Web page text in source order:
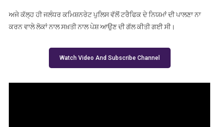
ਮੋਟਰਸਾਈਕਲ
ਅਜੇ ਕੱਲ੍ਹ ਹੀ ਜਲੰਧਰ ਕਮਿਸ਼ਨਰੇਟ ਪੁਲਿਸ ਵੱਲੋਂ ਟਰੈਫਿਕ ਦੇ ਨਿਯਮਾਂ ਦੀ ਪਾਲਣਾ ਨਾ
ਕਰਨ ਵਾਲੇ ਲੋਕਾਂ ਨਾਲ ਸਖ਼ਤੀ ਨਾਲ ਪੇਸ਼ ਆਉਣ ਦੀ ਗੱਲ ਕੀਤੀ ਗਈ ਸੀ।
Watch Video And Subscribe Channel